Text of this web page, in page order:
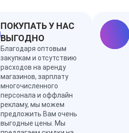
ПОКУПАТЬ У НАС
ВЫГОДНО
Благодаря оптовым
закупкам и отсутствию
расходов на аренду
магазинов, зарплату
многочисленного
персонала и оффлайн
рекламу, мы можем
предложить Вам очень
выгодные цены. Мы